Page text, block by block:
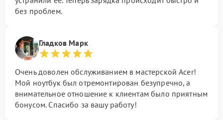
без проблем.
Гладков Марк
Очень доволен обслуживанием в мастерской Acer!
Мой ноутбук был отремонтирован безупречно, а
внимательное отношение к клиентам было приятным
бонусом. Спасибо за вашу работу!